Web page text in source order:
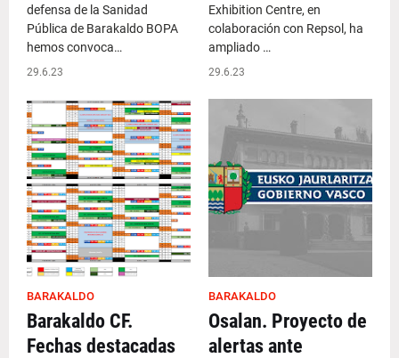
defensa de la Sanidad
Pública de Barakaldo BOPA
hemos convoca…
29.6.23
Exhibition Centre, en
colaboración con Repsol, ha
ampliado …
29.6.23
BARAKALDO
Barakaldo CF.
Fechas destacadas
BARAKALDO
Osalan. Proyecto de
alertas ante